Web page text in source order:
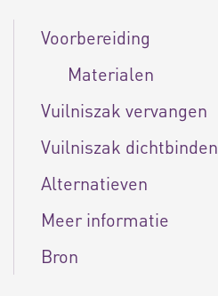
Voorbereiding
Materialen
Vuilniszak vervangen
Vuilniszak dichtbinden
Alternatieven
Meer informatie
Bron